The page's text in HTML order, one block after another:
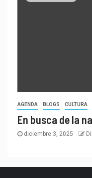
AGENDA BLOGS CULTURA
En busca de la
diciembre 3, 2025